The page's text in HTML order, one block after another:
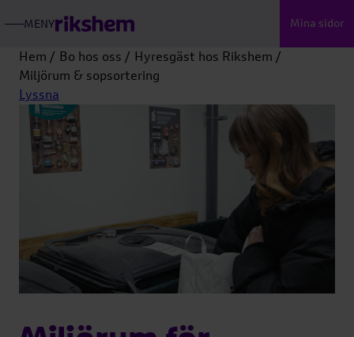
MENY
ÖPPNA
HUVUDMENY
Mina sidor
Hem Bo hos oss
Hyresgäst hos Rikshem
Miljörum & sopsortering
Lyssna